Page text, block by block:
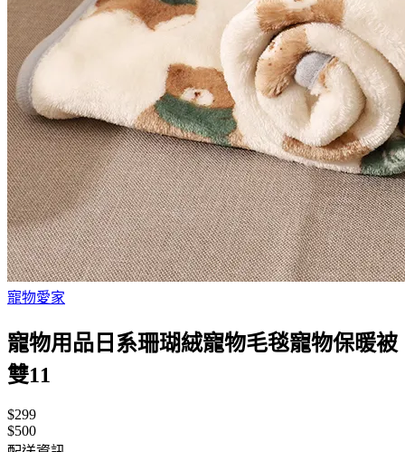
寵物愛家
寵物用品日系珊瑚絨寵物毛毯寵物保暖被
雙11
$299
$500